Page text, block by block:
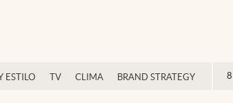
ESTILO TV CLIMA BRAND STRATEGY